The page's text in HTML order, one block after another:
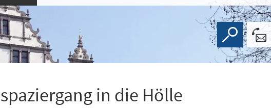
in die Hölle